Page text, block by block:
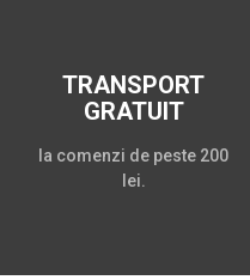
TRANSPORT
GRATUIT
la comenzi de peste 200
lei.